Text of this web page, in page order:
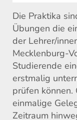
Die Praktika
Übungen die
der Lehrer/
Mecklenburg-
Studierende
erstmalig
prüfen können.
einmalige
Zeitraum